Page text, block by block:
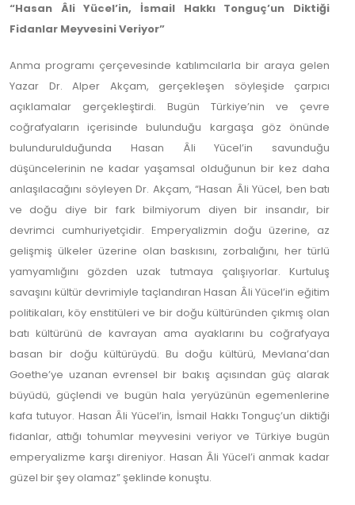
“Hasan Âli Yücel’in, İsmail Hakkı Tonguç’un Diktiği
Fidanlar Meyvesini Veriyor”
Anma programı çerçevesinde katılımcılarla bir araya gelen
Yazar Dr. Alper Akçam, gerçekleşen söyleşide çarpıcı
açıklamalar gerçekleştirdi. Bugün Türkiye’nin ve çevre
coğrafyaların içerisinde bulunduğu kargaşa göz önünde
bulundurulduğunda Hasan Âli Yücel’in savunduğu
düşüncelerinin ne kadar yaşamsal olduğunun bir kez daha
anlaşılacağını söyleyen Dr. Akçam, “Hasan Âli Yücel, ben batı
ve doğu diye bir fark bilmiyorum diyen bir insandır, bir
devrimci cumhuriyetçidir. Emperyalizmin doğu üzerine, az
gelişmiş ülkeler üzerine olan baskısını, zorbalığını, her türlü
yamyamlığını gözden uzak tutmaya çalışıyorlar. Kurtuluş
savaşını kültür devrimiyle taçlandıran Hasan Âli Yücel’in eğitim
politikaları, köy enstitüleri ve bir doğu kültüründen çıkmış olan
batı kültürünü de kavrayan ama ayaklarını bu coğrafyaya
basan bir doğu kültürüydü. Bu doğu kültürü, Mevlana’dan
Goethe’ye uzanan evrensel bir bakış açısından güç alarak
büyüdü, güçlendi ve bugün hala yeryüzünün egemenlerine
kafa tutuyor. Hasan Âli Yücel’in, İsmail Hakkı Tonguç’un diktiği
fidanlar, attığı tohumlar meyvesini veriyor ve Türkiye bugün
emperyalizme karşı direniyor. Hasan Âli Yücel’i anmak kadar
güzel bir şey olamaz” şeklinde konuştu.